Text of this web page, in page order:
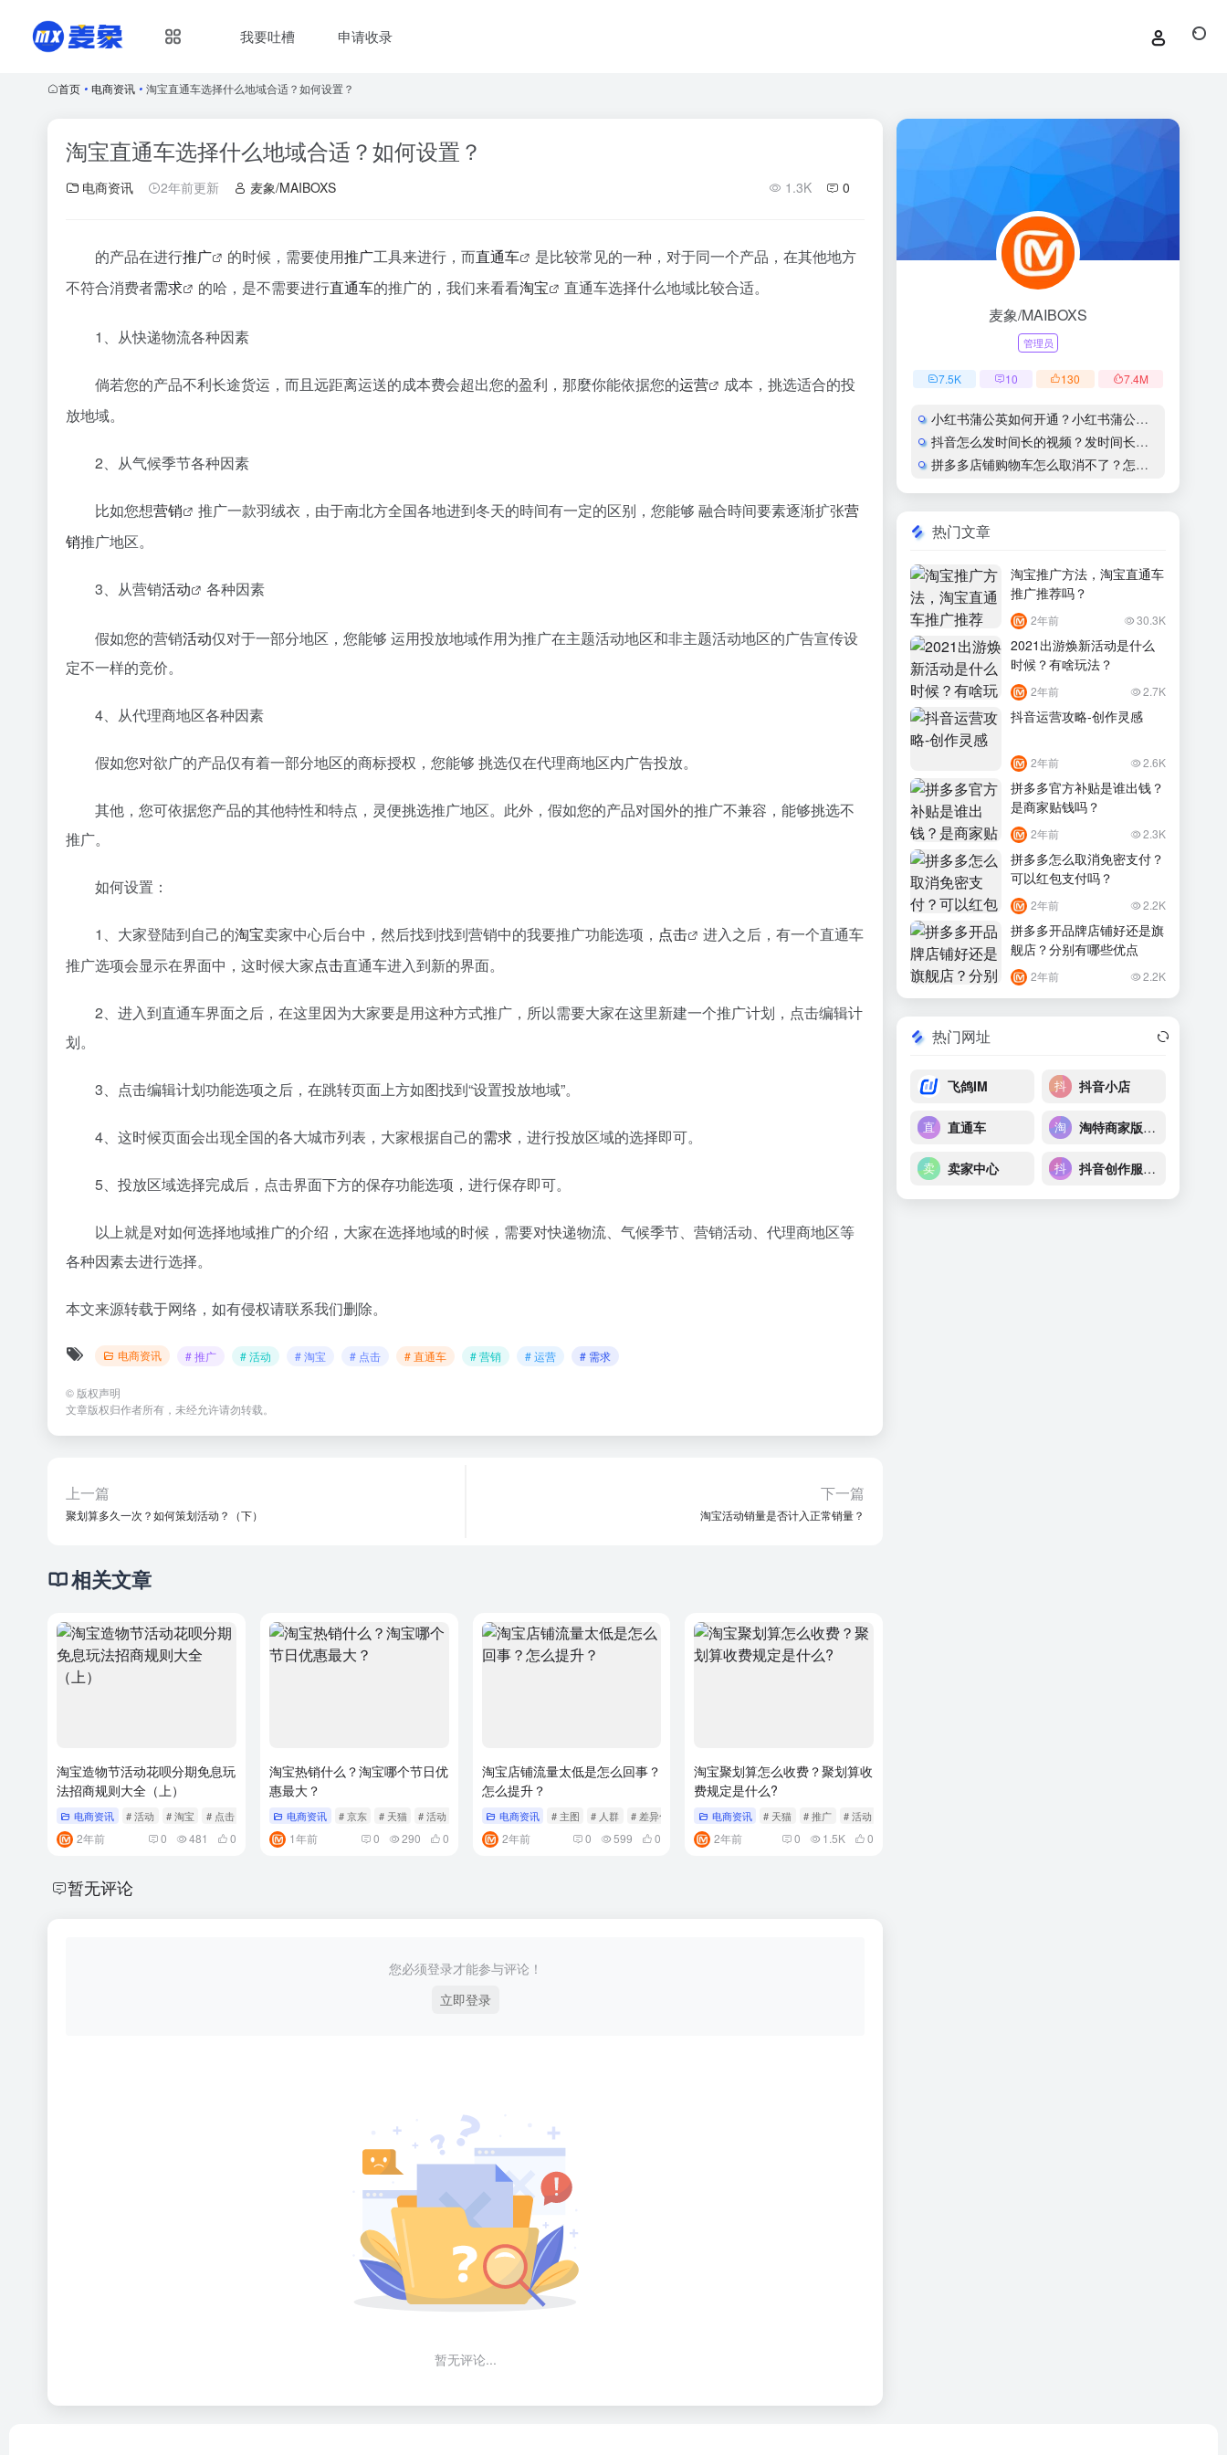
我要吐槽 申请收录
首页 • 电商资讯 • 淘宝直通车选择什么地域合适？如何设置？
淘宝直通车选择什么地域合适？如何设置？
电商资讯 2年前更新 麦象/MAIBOXS 1.3K 0
的产品在进行推广 的时候，需要使用推广工具来进行，而直通车
是比较常见的一种，对于同一个产品，在其他地方
不符合消费者需求 的哈，是不需要进行直通车的推广的，我们来看看淘宝 直通车选择什么地域比较合适。
1、从快递物流各种因素
倘若您的产品不利长途货运，而且远距离运送的成本费会超出您的盈利，那麼你能依据您的运营
成本，挑选适合的投
放地域。
2、从气候季节各种因素
比如您想营销 推广一款羽绒衣，由于南北方全国各地进到冬天的時间有一定的区别，您能够 融合時间要素逐渐扩张营
销推广地区。
3、从营销活动 各种因素
假如您的营销活动仅对于一部分地区，您能够 运用投放地域作用为推广在主题活动地区和非主题活动地区的广告宣传设
定不一样的竞价。
4、从代理商地区各种因素
假如您对欲广的产品仅有着一部分地区的商标授权，您能够 挑选仅在代理商地区内广告投放。
其他，您可依据您产品的其他特性和特点，灵便挑选推广地区。此外，假如您的产品对国外的推广不兼容，能够挑选不
推广。
如何设置：
1、大家登陆到自己的淘宝卖家中心后台中，然后找到找到营销中的我要推广功能选项， 点击
进入之后，有一个直通车
推广选项会显示在界面中，这时候大家点击直通车进入到新的界面。
2、进入到直通车界面之后，在这里因为大家要是用这种方式推广，所以需要大家在这里新建一个推广计划，点击编辑计
划。
3、点击编辑计划功能选项之后，在跳转页面上方如图找到“设置投放地域”。
4、这时候页面会出现全国的各大城市列表，大家根据自己的需求 ，进行投放区域的选择即可。
5、投放区域选择完成后，点击界面下方的保存功能选项，进行保存即可。
以上就是对如何选择地域推广的介绍，大家在选择地域的时候，需要对快递物流、气候季节、营销活动、代理商地区等
各种因素去进行选择。
本文来源转载于网络，如有侵权请联系我们删除。
电商资讯 # 推广 # 活动 # 淘宝 # 点击 # 直通车 # 营销 # 运营 # 需求
© 版权声明
文章版权归作者所有，未经允许请勿转载。
上一篇
聚划算多久一次？如何策划活动？（下）
下一篇
淘宝活动销量是否计入正常销量？
相关文章
淘宝造物节活动花呗分期免息玩
法招商规则大全（上）
电商资讯 # 活动 # 淘宝 # 点击
2年前 0 481 0
淘宝热销什么？淘宝哪个节日优
惠最大？
电商资讯 # 京东 # 天猫 # 活动
1年前 0 290 0
淘宝店铺流量太低是怎么回事？
怎么提升？
电商资讯 # 主图 # 人群 # 差异化
2年前 0 599 0
淘宝聚划算怎么收费？聚划算收
费规定是什么?
电商资讯 # 天猫 # 推广 # 活动
2年前 0 1.5K 0
暂无评论
您必须登录才能参与评论！
立即登录
暂无评论...
麦象/MAIBOXS
管理员
7.5K 10 130 7.4M
小红书蒲公英如何开通？小红书蒲公英商家入驻流程
抖音怎么发时间长的视频？发时间长的视频会限流吗？
拼多多店铺购物车怎么取消不了？怎么设置？
热门文章
淘宝推广方法，淘宝直通车
推广推荐吗？
2年前 30.3K
2021出游焕新活动是什么
时候？有啥玩法？
2年前 2.7K
抖音运营攻略-创作灵感
2年前 2.6K
拼多多官方补贴是谁出钱？
是商家贴钱吗？
2年前 2.3K
拼多多怎么取消免密支付？
可以红包支付吗？
2年前 2.2K
拼多多开品牌店铺好还是旗
舰店？分别有哪些优点
2年前 2.2K
热门网址
飞鸽IM 抖音小店
直通车 淘特商家版后台
卖家中心 抖音创作服务平台